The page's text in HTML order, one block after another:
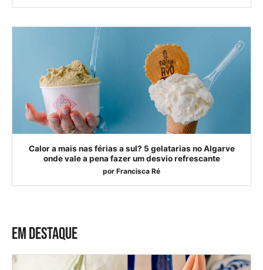
Calor a mais nas férias a sul? 5 gelatarias no Algarve
onde vale a pena fazer um desvio refrescante
por Francisca Ré
EM DESTAQUE